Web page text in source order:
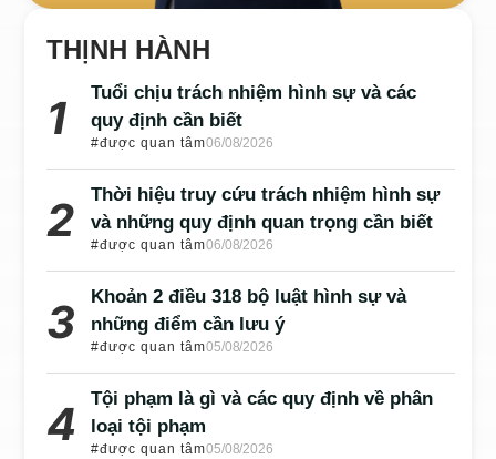
THỊNH HÀNH
Tuổi chịu trách nhiệm hình sự và các
quy định cần biết
#được quan tâm06/08/2026
Thời hiệu truy cứu trách nhiệm hình sự
và những quy định quan trọng cần biết
#được quan tâm06/08/2026
Khoản 2 điều 318 bộ luật hình sự và
những điểm cần lưu ý
#được quan tâm05/08/2026
Tội phạm là gì và các quy định về phân
loại tội phạm
#được quan tâm05/08/2026